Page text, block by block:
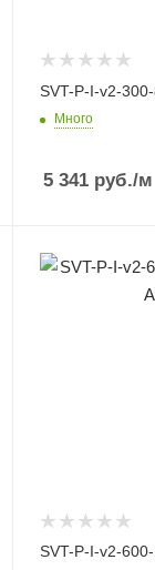
SVT-P-I-v2-
Много
5 341руб./м
SVT-P-I-v2-